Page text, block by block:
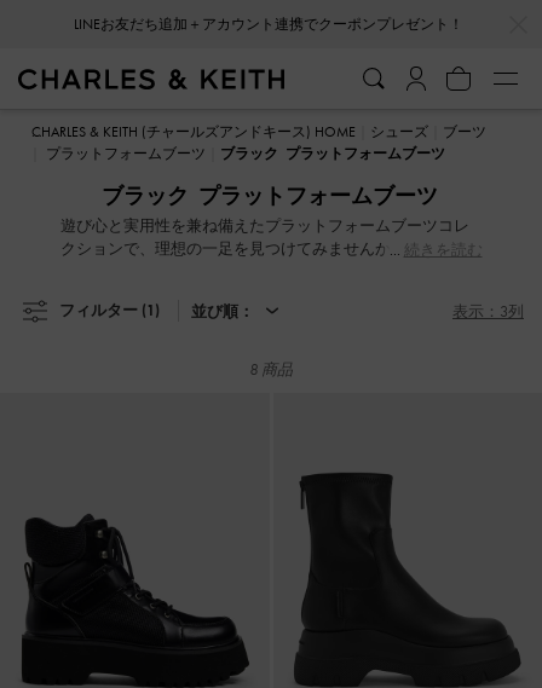
LINEお友だち追加＋アカウント連携でクーポンプレゼント！
LINEお友だち追加＋アカウント連携でクーポンプレゼント！
CHARLES & KEITH (チャールズアンドキース) HOME シューズ
ブーツ
プラットフォームブーツ
ブラック プラットフォームブーツ
ブラック プラットフォームブーツ
遊び心と実用性を兼ね備えたプラットフォームブーツコレ
クションで、理想の一足を見つけてみませんか？スタイル
どんなコーディネートにもエッジの効いたアクセントをプ
続きを読む
フィルター (1) 並び順： 表示：3列
8 商品